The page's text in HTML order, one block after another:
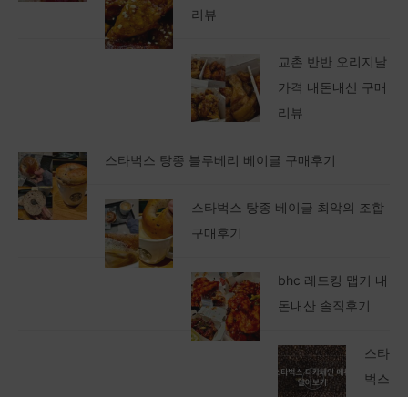
리뷰
교촌 반반 오리지날
가격 내돈내산 구매
리뷰
스타벅스 탕종 블루베리 베이글 구매후기
스타벅스 탕종 베이글 최악의 조합
구매후기
bhc 레드킹 맵기 내
돈내산 솔직후기
스타
벅스